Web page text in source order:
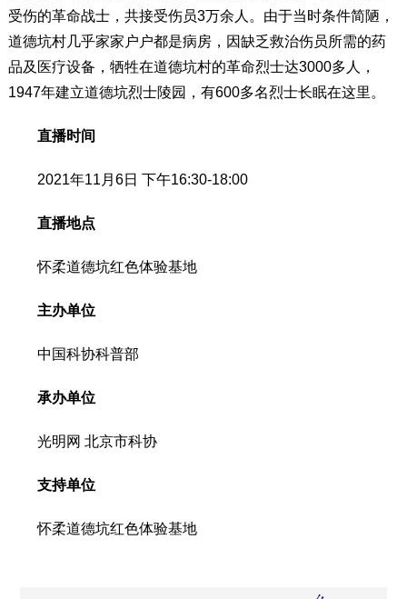
受伤的革命战士，共接受伤员3万余人。由于当时条件简陋，
道德坑村几乎家家户户都是病房，因缺乏救治伤员所需的药
品及医疗设备，牺牲在道德坑村的革命烈士达3000多人，
1947年建立道德坑烈士陵园，有600多名烈士长眠在这里。
直播时间
2021年11月6日 下午16:30-18:00
直播地点
怀柔道德坑红色体验基地
主办单位
中国科协科普部
承办单位
光明网 北京市科协
支持单位
怀柔道德坑红色体验基地